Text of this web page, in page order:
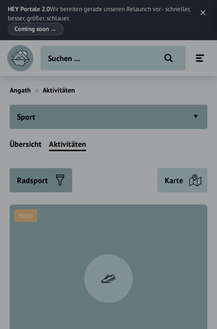
HEY Portale 2.0Wir bereiten gerade unseren Relaunch vor - schneller,
besser, größer, schlauer.
Coming soon →
Angath Aktivitäten
Sport
Übersicht Aktivitäten
Radsport Karte
mittel